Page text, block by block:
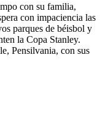
con su familia,
con impaciencia las
parques de béisbol y
la Copa Stanley.
Pensilvania, con sus